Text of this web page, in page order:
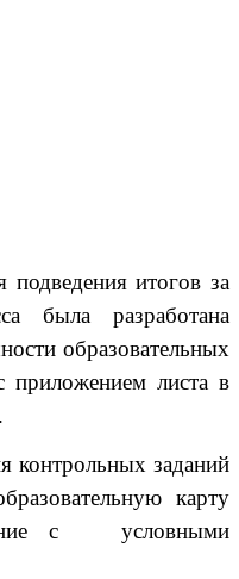
итогов за
была разработана
образовательных
приложением листа в
контрольных заданий
карту
с условными